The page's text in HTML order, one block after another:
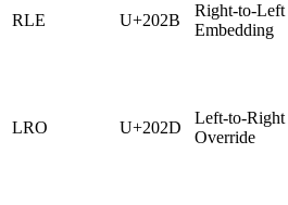
RLE U+202B
Right-to-Left
Embedding
LRO U+202D
Left-to-Right
Override